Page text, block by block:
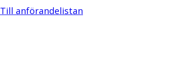
Till anförandelistan